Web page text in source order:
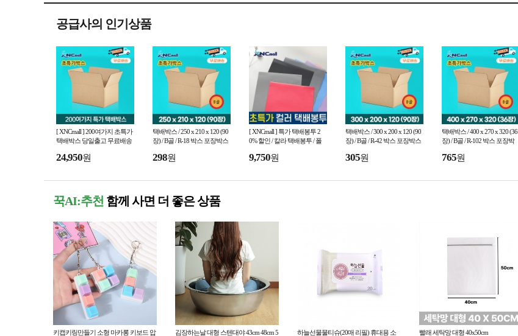
공급사의 인기상품
[ XNCmall ] 200여가지 초특가
택배박스 당일출고 무료배송
24,950원
택배박스 / 250 x 210 x 120 (90
장) / B골 / R-18 박스 포장박스
298원
[ XNCmall ] 특가 택배봉투 2
0% 할인 / 칼라 택배봉투 / 폴
9,750원
택배박스 / 300 x 200 x 120 (90
장) / B골 / R-42 박스 포장박스
305원
택배박스 / 400 x 270 x 320 (36
장) / B골 / R-102 박스 포장박
765원
꾹AI:추천 함께 사면 더 좋은 상품
키캡키링만들기 소형 마카롱 키보드 압
김장하는날 대형 스텐대야 43cm 48cm 5
하늘선물물티슈(20매 리필) 휴대용 소
빨래 세탁망 대형 40x50cm